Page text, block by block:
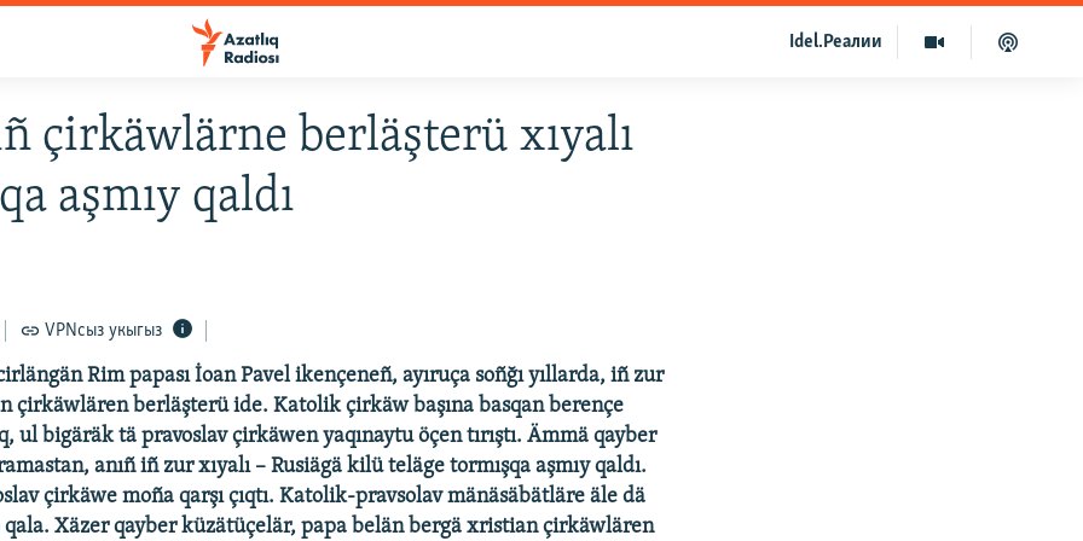
Idel.Реалии
çirkäwlärne berläşterü xıyalı
aşmıy qaldı
VPNсыз укыгыз
Rim papası İoan Pavel ikençeneñ, ayıruça soñğı yıllarda, iñ zur
çirkäwlären berläşterü ide. Katolik çirkäw başına basqan berençe
ul bigäräk tä pravoslav çirkäwen yaqınaytu öçen tırıştı. Ämmä qayber
anıñ iñ zur xıyalı – Rusiägä kilü teläge tormışqa aşmıy qaldı.
çirkäwe moña qarşı çıqtı. Katolik-pravsolav mänäsäbätläre äle dä
Xäzer qayber küzätüçelär, papa belän bergä xristian çirkäwlären